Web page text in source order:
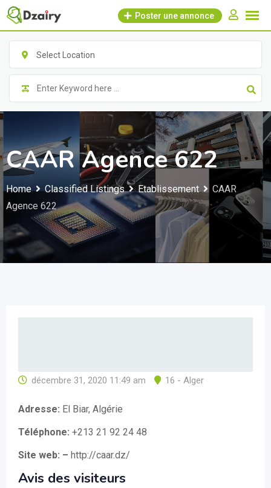
Skip
content
Poster une annonce
Select Location
CAAR Agence 622
Home Classified Listings Etablissement
CAAR
Agence 622
décembre 31, 2020 11:49 am 16 - Alger
Adresse: El Biar, Algérie
Téléphone: +213 21 92 24 48
Site web: – http://caar.dz/
Avis des visiteurs